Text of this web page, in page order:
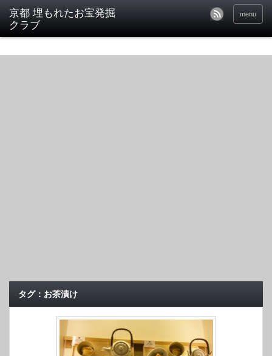
京都 埋もれたお宝発掘
クラブ
menu
タグ：お茶漬け